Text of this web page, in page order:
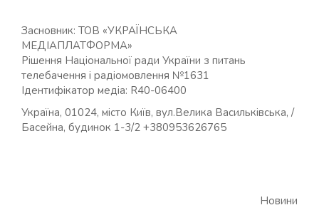
Засновник: ТОВ «УКРАЇНСЬКА
МЕДІАПЛАТФОРМА»
Рішення Національної ради України з питань
телебачення і радіомовлення №1631
Ідентифікатор медіа: R40-06400
Україна, 01024, місто Київ, вул.Велика Васильківська, /
Басейна, будинок 1-3/2 +380953626765
Новини